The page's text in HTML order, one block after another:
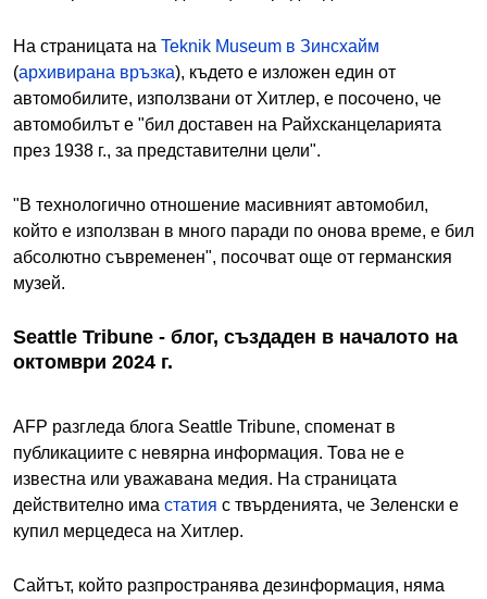
На страницата на Teknik Museum в Зинсхайм
(архивирана връзка), където е изложен един от
автомобилите, използвани от Хитлер, е посочено, че
автомобилът е "бил доставен на Райхсканцеларията
през 1938 г., за представителни цели".
"В технологично отношение масивният автомобил,
който е използван в много паради по онова време, е бил
абсолютно съвременен", посочват още от германския
музей.
Seattle Tribune - блог, създаден в началото на
октомври 2024 г.
AFP разгледа блога Seattle Tribune, споменат в
публикациите с невярна информация. Това не е
известна или уважавана медия. На страницата
действително има статия с твърденията, че Зеленски е
купил мерцедеса на Хитлер.
Сайтът, който разпространява дезинформация, няма